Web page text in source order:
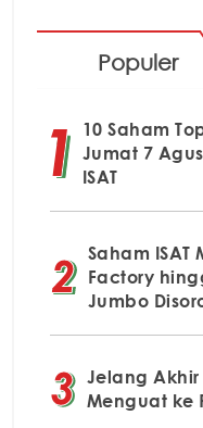
Populer
10 Saham
Jumat 7
ISAT
Saham ISAT
Factory
Jumbo
Jelang Akhir
Menguat ke